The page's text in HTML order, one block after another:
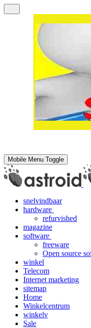
Mobile Menu Toggle
snelvindbaar
hardware
refurvished
magazine
software
freeware
Open source
winkel
Telecom
Internet marketing
sitemap
Home
Winkelcentrum
winkelv
Sale